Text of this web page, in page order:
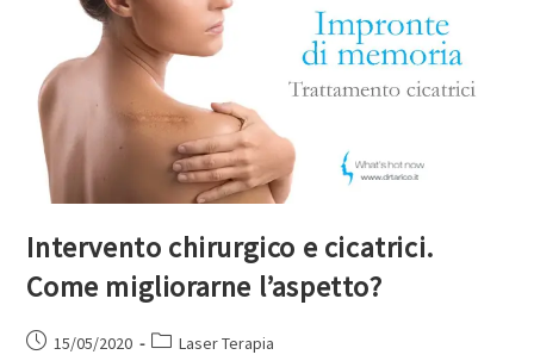
Intervento chirurgico e cicatrici.
Come migliorarne l’aspetto?
15/05/2020 Laser Terapia